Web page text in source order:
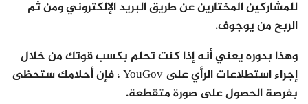
للمشاركين المختارين عن طريق البريد الإلكتروني ومن ثم
الربح من يوجوف.
وهذا بدوره يعني أنه إذا كنت تحلم بكسب قوتك من خلال
إجراء استطلاعات الرأي على YouGov ، فإن أحلامك ستحظى
بفرصة الحصول على صورة متقطعة.